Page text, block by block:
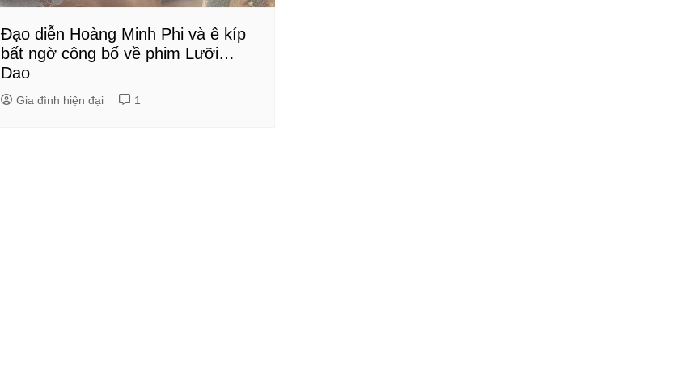
Đạo diễn Hoàng Minh Phi và ê kíp
bất ngờ công bố về phim Lưỡi…
Dao
Gia đình hiện đại 1